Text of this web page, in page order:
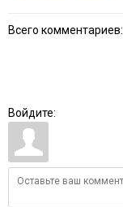
Всего комментариев:
Войдите: